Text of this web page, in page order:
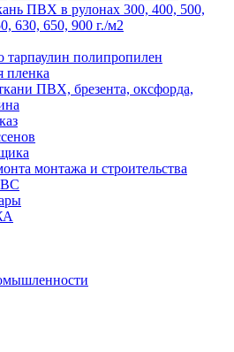
ПВХ в рулонах 300, 400, 500,
630, 650, 900 г./м2
тарпаулин полипропилен
пленка
ПВХ, брезента, оксфорда,
монтажа и строительства